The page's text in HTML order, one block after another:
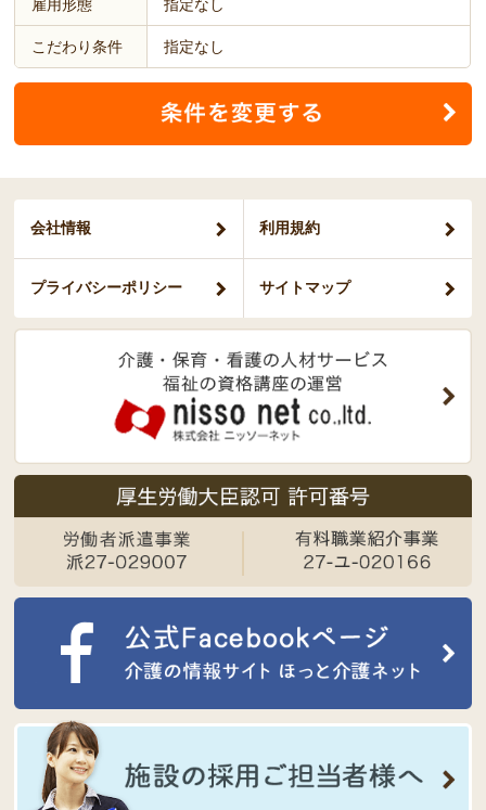
雇用形態 指定なし
こだわり条件 指定なし
会社情報 利用規約
プライバシーポリシー サイトマップ